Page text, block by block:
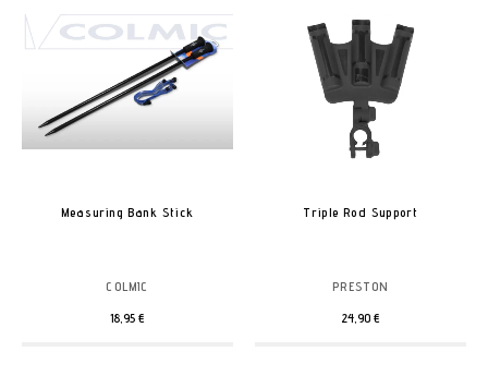
Measuring Bank Stick
COLMIC
18,95 €
Triple Rod Support
PRESTON
24,90 €